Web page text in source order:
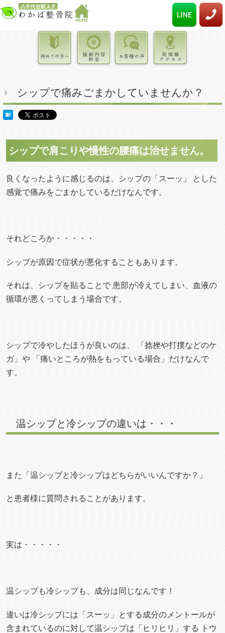
シップで痛みごまかしていませんか？
シップで肩こりや慢性の腰痛は治せません。
良くなったように感じるのは、シップの「スーッ」 とした
感覚で痛みをごまかしているだけなんです。
それどころか・・・・・
シップが原因で症状が悪化することもあります。
それは、シップを貼ることで 患部が冷えてしまい、血液の
循環が悪くってしまう場合です。
シップで冷やしたほうが良いのは、 「捻挫や打撲などのケ
ガ」や 「痛いところが熱をもっている場合」だけなんで
す。
温シップと冷シップの違いは・・・
また「温シップと冷シップはどちらがいいんですか？」
と患者様に質問されることがあります。
実は・・・・・
温シップも冷シップも、成分は同じなんです！
違いは冷シップには「スーッ」とする成分のメントールが
含まれているのに対して温シップは「ヒリヒリ」する トウ